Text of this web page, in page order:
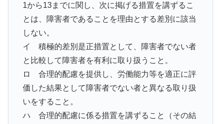
1から13までに関し、次に掲げる措置を講ずるこ
とは、障害者であることを理由とする差別に該当
しない。
イ 積極的差別是正措置として、障害者でない者
と比較して障害者を有利に取り扱うこと。
ロ 合理的配慮を提供し、労働能力等を適正に評
価した結果として障害者でない者と異なる取り扱
いをすること。
ハ 合理的配慮に係る措置を講ずること（その結